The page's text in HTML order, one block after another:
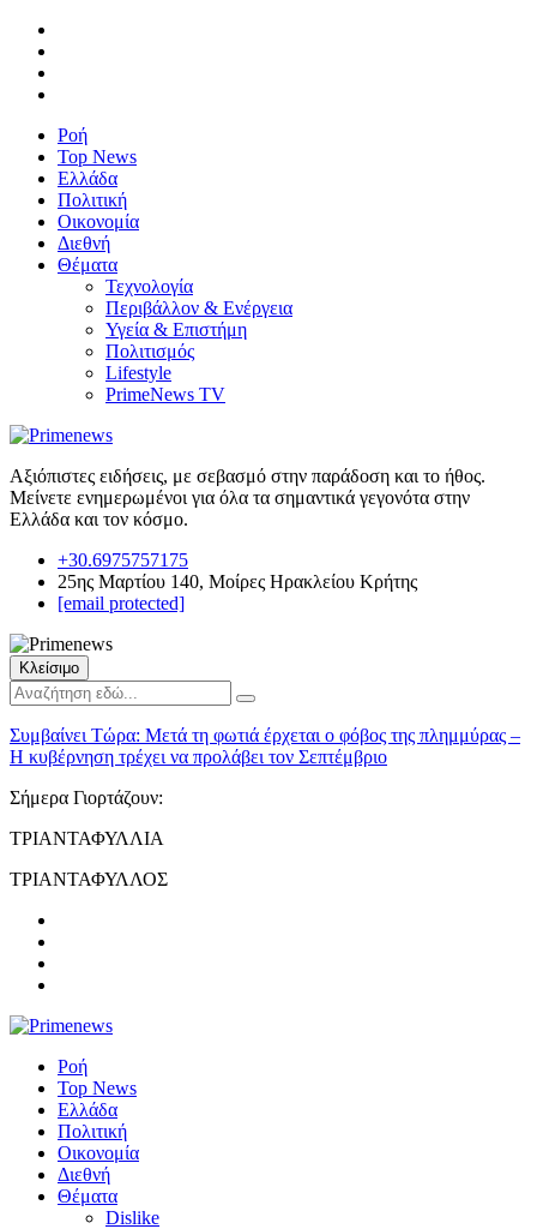
Ροή
Top News
Ελλάδα
Πολιτική
Οικονομία
Διεθνή
Θέματα
Τεχνολογία
Περιβάλλον & Ενέργεια
Υγεία & Επιστήμη
Πολιτισμός
Lifestyle
PrimeNews TV
Αξιόπιστες ειδήσεις, με σεβασμό στην παράδοση και το ήθος.
Μείνετε ενημερωμένοι για όλα τα σημαντικά γεγονότα στην
Ελλάδα και τον κόσμο.
+30.6975757175
25ης Μαρτίου 140, Μοίρες Ηρακλείου Κρήτης
[email protected]
Κλείσιμο
Συμβαίνει Τώρα: Μετά τη φωτιά έρχεται ο φόβος της πλημμύρας –
Η κυβέρνηση τρέχει να προλάβει τον Σεπτέμβριο
Σήμερα Γιορτάζουν:
ΤΡΙΑΝΤΑΦΥΛΛΙΑ
ΤΡΙΑΝΤΑΦΥΛΛΟΣ
Ροή
Top News
Ελλάδα
Πολιτική
Οικονομία
Διεθνή
Θέματα
Dislike